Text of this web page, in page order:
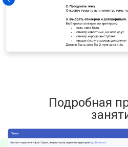
Чек-лист по
Подробная